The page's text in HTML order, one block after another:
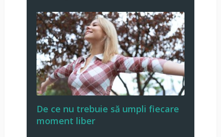
De ce nu trebuie să umpli fiecare
moment liber